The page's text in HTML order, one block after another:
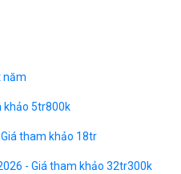
năm
khảo 5tr800k
tham khảo 18tr
- Giá tham khảo 32tr300k